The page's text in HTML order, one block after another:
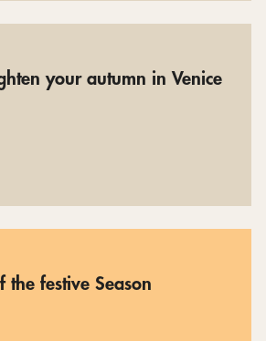
your autumn in Venice
the festive Season